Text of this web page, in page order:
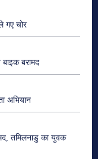
गए चोर
बाइक बरामद
अभियान
तमिलनाडु का युवक